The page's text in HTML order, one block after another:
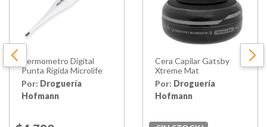
Termometro Digital
Punta Rigida Microlife
Por: Droguería
Hofmann
Cera Capilar Gatsby
Xtreme Mat
Por: Droguería
Hofmann